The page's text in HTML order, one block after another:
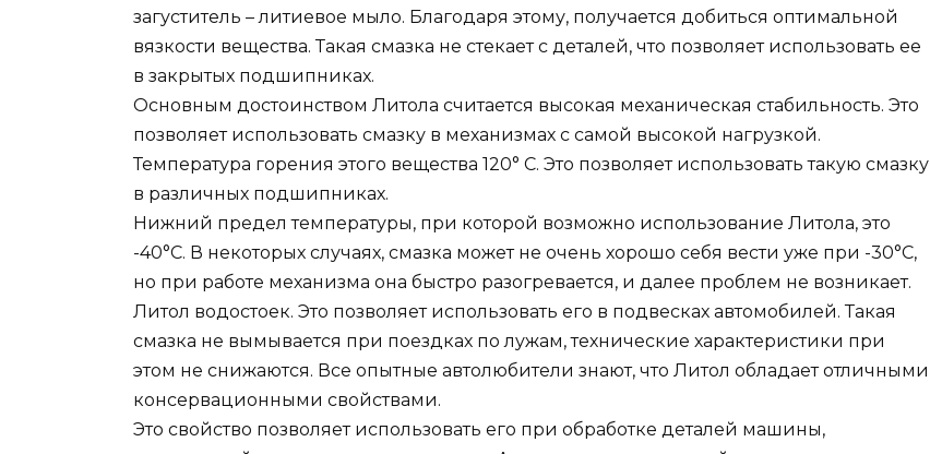
загуститель – литиевое мыло. Благодаря этому, получается добиться оптимальной
вязкости вещества. Такая смазка не стекает с деталей, что позволяет использовать ее
в закрытых подшипниках.
Основным достоинством Литола считается высокая механическая стабильность. Это
позволяет использовать смазку в механизмах с самой высокой нагрузкой.
Температура горения этого вещества 120° C. Это позволяет использовать такую смазку
в различных подшипниках.
Нижний предел температуры, при которой возможно использование Литола, это
-40°C. В некоторых случаях, смазка может не очень хорошо себя вести уже при -30°C,
но при работе механизма она быстро разогревается, и далее проблем не возникает.
Литол водостоек. Это позволяет использовать его в подвесках автомобилей. Такая
смазка не вымывается при поездках по лужам, технические характеристики при
этом не снижаются. Все опытные автолюбители знают, что Литол обладает отличными
консервационными свойствами.
Это свойство позволяет использовать его при обработке деталей машины,